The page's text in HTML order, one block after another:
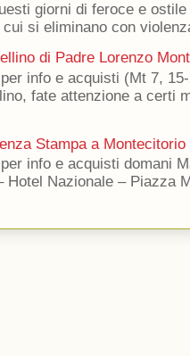
giorni di feroce e
si eliminano con
di Padre Lorenzo
info e acquisti (Mt 7,
fate attenzione a certi
Stampa a Montecitorio
info e acquisti domani
Hotel Nazionale – Piazza